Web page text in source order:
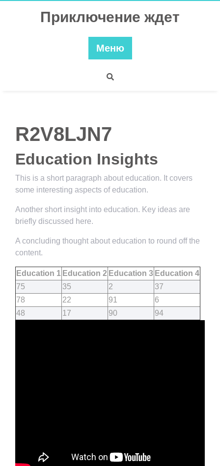
Приключение ждет
Меню
R2V8LJN7
Education Insights
This is a short paragraph about education. It covers
some interesting aspects of education.
Another short insight into education. Key ideas are
briefly discussed here.
A concluding thought about education to round off the
content.
Education 1 Education 2 Education 3 Education 4
75
35 2
37
78
22 91
6
48
17 90 94